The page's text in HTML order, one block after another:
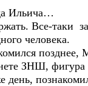
Ильича…
Все-таки
человека.
ЗНШ, фигура